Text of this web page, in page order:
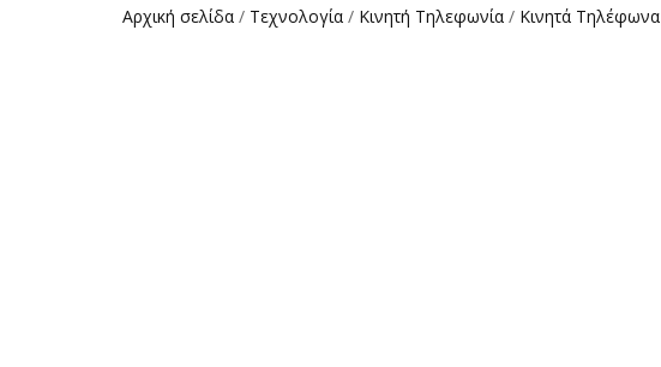
Αρχική σελίδα / Τεχνολογία / Κινητή Τηλεφωνία / Κινητά Τηλέφωνα